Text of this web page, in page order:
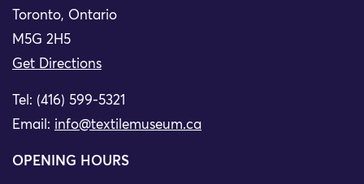
Toronto, Ontario
M5G 2H5
Get Directions
Tel: (416) 599-5321
Email: info@textilemuseum.ca
OPENING HOURS